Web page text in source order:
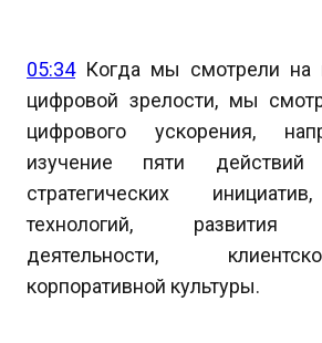
05:34Когда мы смотрели на
цифровой зрелости, мы
цифрового ускорения,
изучение пяти
стратегических
технологий, развития
деятельности,
корпоративной культуры.